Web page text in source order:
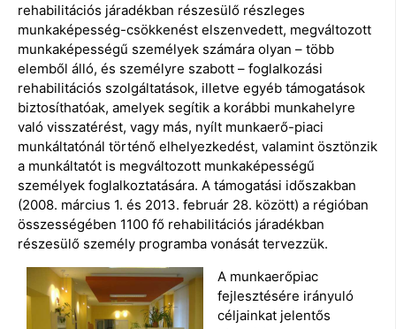
rehabilitációs járadékban részesülő részleges
munkaképesség-csökkenést elszenvedett, megváltozott
munkaképességű személyek számára olyan – több
elemből álló, és személyre szabott – foglalkozási
rehabilitációs szolgáltatások, illetve egyéb támogatások
biztosíthatóak, amelyek segítik a korábbi munkahelyre
való visszatérést, vagy más, nyílt munkaerő-piaci
munkáltatónál történő elhelyezkedést, valamint ösztönzik
a munkáltatót is megváltozott munkaképességű
személyek foglalkoztatására. A támogatási időszakban
(2008. március 1. és 2013. február 28. között) a régióban
összességében 1100 fő rehabilitációs járadékban
részesülő személy programba vonását tervezzük.
A munkaerőpiac
fejlesztésére irányuló
céljainkat jelentős